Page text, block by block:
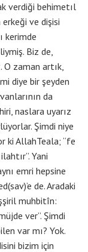
verdiği behimetıl
erkeği ve dişisi
kerimde
Biz de,
O zaman artık,
diye bir şeyden
da
naslara uyarız
Şimdi niye
ki AllahTeala; “fe
Yani
emri hepsine
de. Aradaki
muhbitîn:
ver”. Şimdi
var mı? Yok.
bizim için